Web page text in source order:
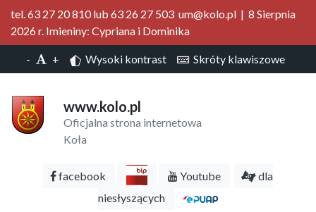
tel. 63 27 20 810 lub 63 26 27 503 um@kolo.pl | 8 Sierpnia
2026 r. Imieniny: Cypriana i Dominika
- + Wysoki kontrast Skróty klawiszowe
www.kolo.pl
Oficjalna strona internetowa
Koła
facebook Youtube
dla
niesłyszących